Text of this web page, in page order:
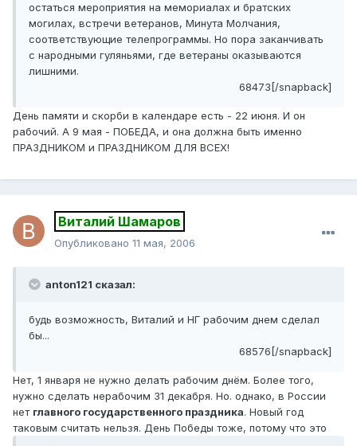
остаться мероприятия на мемориалах и братских
могилах, встречи ветеранов, Минута Молчания,
соответствующие телепрограммы. Но пора заканчивать
с народными гуляньями, где ветераны оказываются
лишними.
68473[/snapback]
День памяти и скорби в календаре есть - 22 июня. И он
рабочий. А 9 мая - ПОБЕДА, и она должна быть именно
ПРАЗДНИКОМ и ПРАЗДНИКОМ ДЛЯ ВСЕХ!
Виталий Шамаров
Опубликовано 11 мая, 2006
anton121 сказал:
будь возможность, Виталий и НГ рабочим днем сделал
бы...
68576[/snapback]
Нет, 1 января не нужно делать рабочим днём. Более того,
нужно сделать нерабочим 31 декабря. Но. однако, в России
нет главного государственного праздника. Новый год
таковым считать нельзя. День Победы тоже, потому что это